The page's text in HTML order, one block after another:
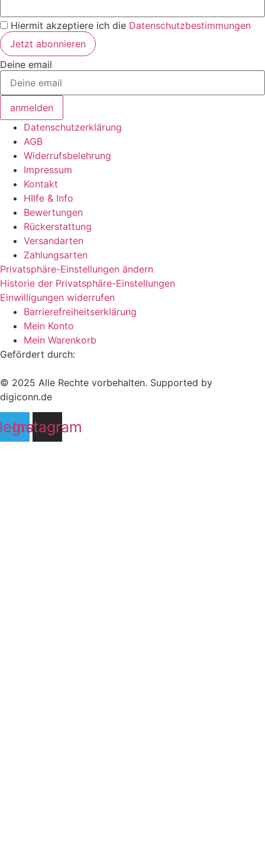
Hiermit akzeptiere ich die Datenschutzbestimmungen
Deine email
anmelden
Datenschutzerklärung
AGB
Widerrufsbelehrung
Impressum
Kontakt
HIlfe & Info
Bewertungen
Rückerstattung
Versandarten
Zahlungsarten
Privatsphäre-Einstellungen ändern
Historie der Privatsphäre-Einstellungen
Einwilligungen widerrufen
Barrierefreiheitserklärung
Mein Konto
Mein Warenkorb
Gefördert durch:
© 2025 Alle Rechte vorbehalten. Supported by
digiconn.de
Instagram